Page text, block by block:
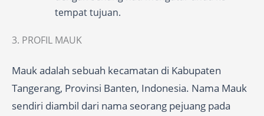
tempat tujuan.
3. PROFIL MAUK
Mauk adalah sebuah kecamatan di Kabupaten
Tangerang, Provinsi Banten, Indonesia. Nama Mauk
sendiri diambil dari nama seorang pejuang pada